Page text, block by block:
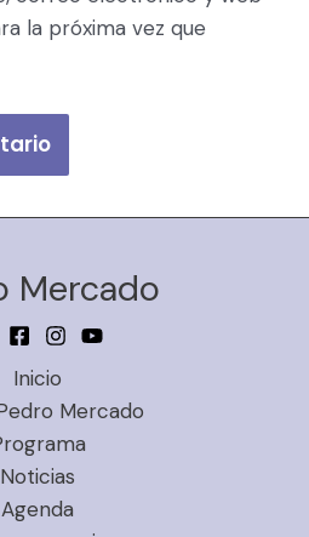
la próxima vez que
Mercado
Inicio
Mercado
Noticias
Agenda